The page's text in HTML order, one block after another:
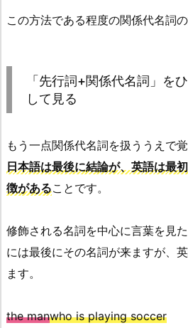
この方法である程度の関係代名詞
「先行詞+関係代名詞」を
して見る
もう一点関係代名詞を扱ううえで
日本語は最後に結論が、英語は最
徴があることです。
修飾される名詞を中心に言葉を見
には最後にその名詞が来ますが、
ます。
the manwho is playing soccer